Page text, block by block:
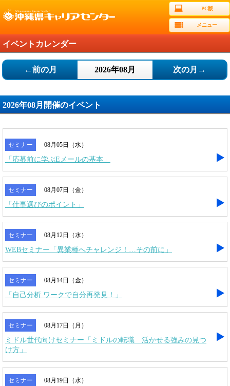
PC版
メニュー
イベントカレンダー
←前の月 2026年08月 次の月→
2026年08月開催のイベント
セミナー 08月05日（水）
「応募前に学ぶEメールの基本」
セミナー 08月07日（金）
「仕事選びのポイント」
セミナー 08月12日（水）
WEBセミナー「異業種へチャレンジ！…その前に」
セミナー 08月14日（金）
「自己分析 ワークで自分再発見！」
セミナー 08月17日（月）
ミドル世代向けセミナー「ミドルの転職 活かせる強みの見つ
け方」
セミナー 08月19日（水）